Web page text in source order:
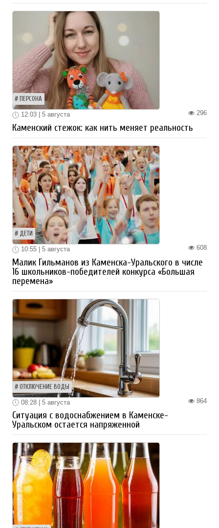
ПЕРСОНА
296
12:03 | 5 августа
Каменский стежок: как нить меняет реальность
ДЕТИ
608
10:55 | 5 августа
Малик Гильманов из Каменска-Уральского в числе
16 школьников-победителей конкурса «Большая
перемена»
ОТКЛЮЧЕНИЕ ВОДЫ
864
08:28 | 5 августа
Ситуация с водоснабжением в Каменске-
Уральском остается напряженной